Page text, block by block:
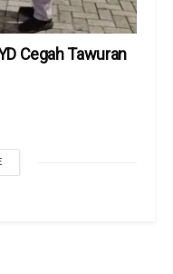
Cegah Tawuran